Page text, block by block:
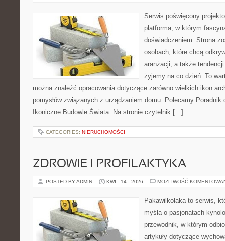
Serwis poświęcony
platforma, w którym
doświadczeniem. Strona
osobach, które chcą
aranżacji, a także
żyjemy na co dzień. To
można znaleźć opracowania dotyczące zarówno wielkich ikon
pomysłów związanych z urządzaniem domu. Polecamy Poradnik
Ikoniczne Budowle Świata. Na stronie czytelnik […]
CATEGORIES: NIERUCHOMOŚCI
ZDROWIE I PROFILAKTYKA
POSTED BY ADMIN KWI - 14 - 2026 MOŻLIWOŚĆ
Pakawilkolaka to serwis,
myślą o pasjonatach
przewodnik, w którym
artykuły dotyczące